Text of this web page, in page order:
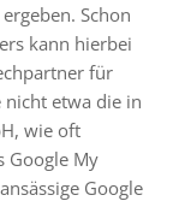
Schon
kann hierbei
für
nicht etwa die in
wie oft
Google My
Google